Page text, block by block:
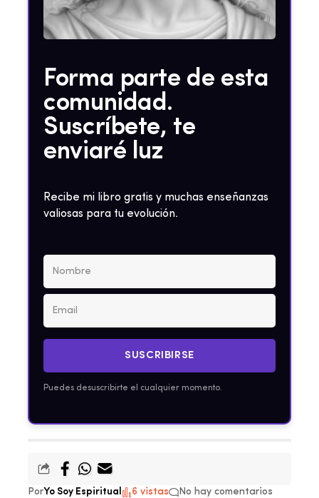
Forma parte de esta
comunidad.
Suscríbete, te
enviaré luz
Recibe mi libro gratis y muchas enseñanzas
valiosas para tu evolución.
SUSCRIBIRSE
Puedes desuscribirte el cualquier momento.
PorYo Soy Espiritual 6 vistas No hay comentarios